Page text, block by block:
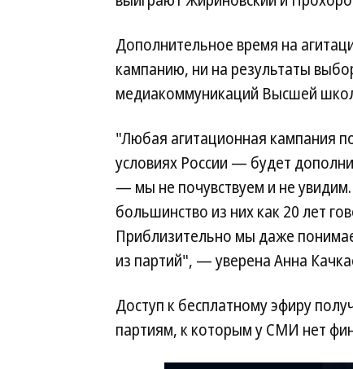
Дополнительное время на
кампанию, ни на результаты
медиакоммуникаций Высшей
"Любая агитационная кампания
условиях России — будет
— мы не почувствуем и не
большинство из них как 20 лет
Приблизительно мы даже
из партий", — уверена Анна
Доступ к бесплатному эфиру
партиям, к которым у СМИ нет